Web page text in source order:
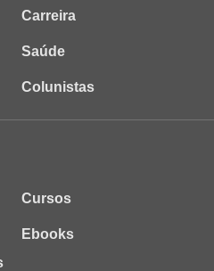
Carreira
Saúde
Colunistas
Cursos
Ebooks